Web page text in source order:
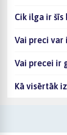
Cik ilga ir
Vai preci
Vai precei ir
Kā visērtāk